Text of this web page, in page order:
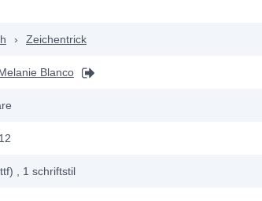
› Zeichentrick
Blanco
, 1 schriftstil